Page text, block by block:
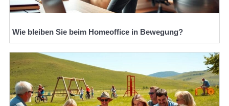
Wie bleiben Sie beim Homeoffice in Bewegung?